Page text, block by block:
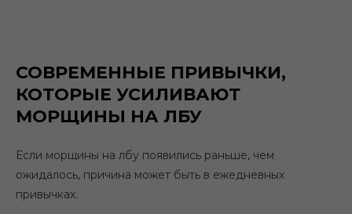
СОВРЕМЕННЫЕ ПРИВЫЧКИ,
КОТОРЫЕ УСИЛИВАЮТ
МОРЩИНЫ НА ЛБУ
Если морщины на лбу появились раньше, чем
ожидалось, причина может быть в ежедневных
привычках.